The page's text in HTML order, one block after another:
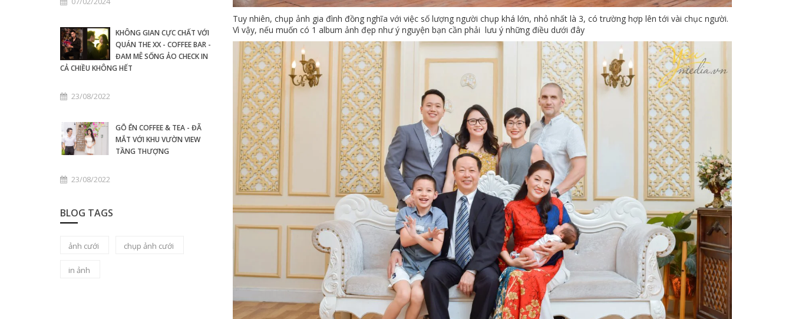
KHÔNG GIAN CỰC CHẤT VỚI
QUÁN THE XX - COFFEE BAR -
ĐAM MÊ SỐNG ẢO CHECK IN
CẢ CHIỀU KHÔNG HẾT
23/08/2022
GŌ ĒN COFFEE & TEA - ĐÃ
MẮT VỚI KHU VƯỜN VIEW
TẦNG THƯỢNG
23/08/2022
BLOG TAGS
ảnh cưới chụp ảnh cưới
in ảnh
Tuy nhiên, chụp ảnh gia đình đồng nghĩa với việc số lượng người chụp khá lớn, nhỏ nhất là 3, có trường hợp lên tới vài chục người.
Vì vậy, nếu muốn có 1 album ảnh đẹp như ý nguyện bạn cần phải lưu ý những điều dưới đây